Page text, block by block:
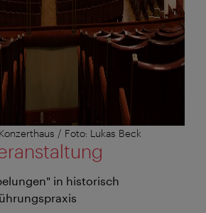
/ Foto: Lukas Beck
in historisch